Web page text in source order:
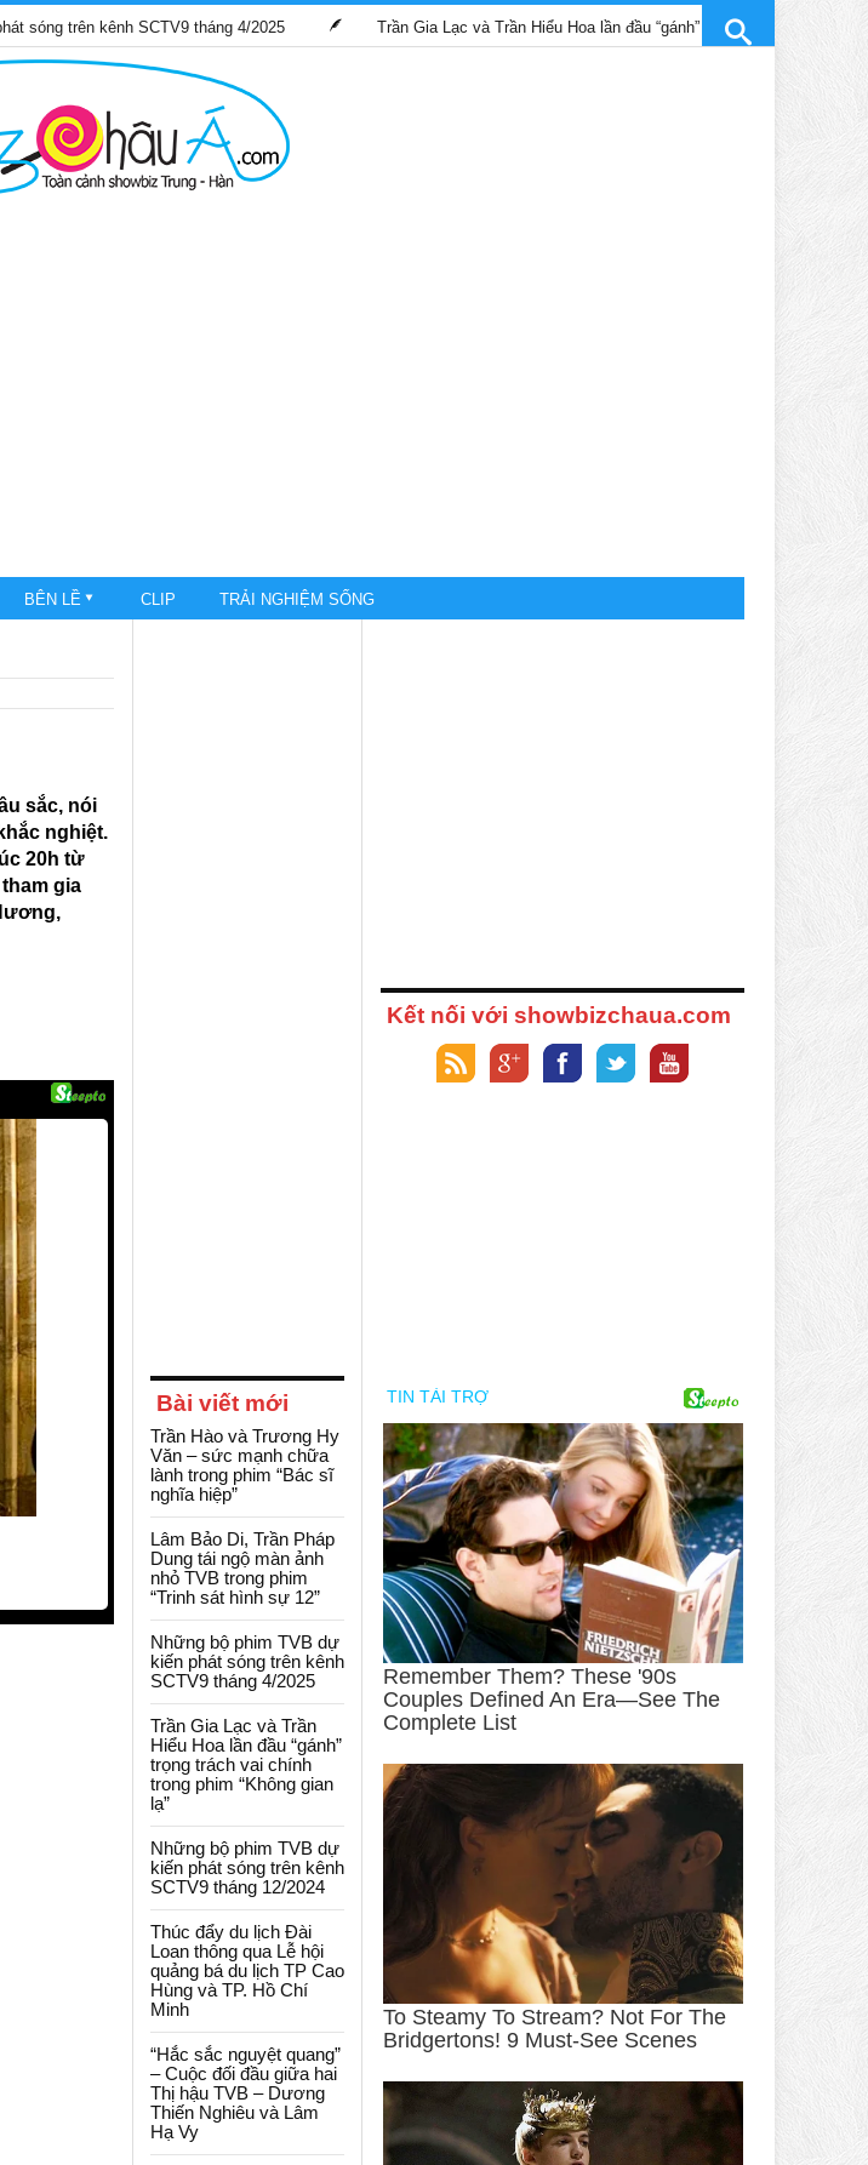
kênh SCTV9 tháng 4/2025 Trần Gia Lạc và Trần Hiểu Hoa lần đầu “gánh” trọng trách vai chính trong phim
BÊN LỀ CLIP TRẢI NGHIỆM SỐNG
sắc, nói
nghiệt.
20h từ
gia
Bài viết mới
Trần Hào và Trương Hy
Văn – sức mạnh chữa
lành trong phim “Bác sĩ
nghĩa hiệp”
Lâm Bảo Di, Trần Pháp
Dung tái ngộ màn ảnh
nhỏ TVB trong phim
“Trinh sát hình sự 12”
Những bộ phim TVB dự
kiến phát sóng trên kênh
SCTV9 tháng 4/2025
Trần Gia Lạc và Trần
Hiểu Hoa lần đầu “gánh”
trọng trách vai chính
trong phim “Không gian
lạ”
Những bộ phim TVB dự
kiến phát sóng trên kênh
SCTV9 tháng 12/2024
Thúc đẩy du lịch Đài
Loan thông qua Lễ hội
quảng bá du lịch TP Cao
Hùng và TP. Hồ Chí
Minh
“Hắc sắc nguyệt quang”
– Cuộc đối đầu giữa hai
Thị hậu TVB – Dương
Thiến Nghiêu và Lâm
Hạ Vy
Kết nối với showbizchaua.com